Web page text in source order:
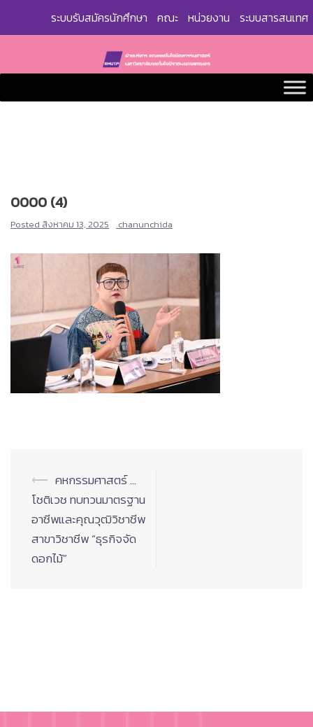
ระบบรับสมัครนักศึกษา คณะ หน่วยงาน ระบบสารสนเทศ
0000 (4)
Posted สิงหาคม 13, 2025 chanunchida
Post
navigation
⟵ คหกรรมศาสตร์ …
โชติเวช ทบทวนมาตรฐาน
อาชีพและคุณวุฒิวิชาชีพ
สาขาวิชาชีพ “ธุรกิจจัด
ดอกไม้”